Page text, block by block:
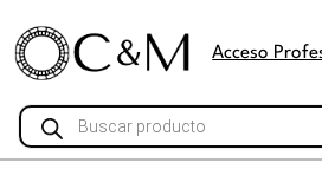
contenido
Acceso
Búsqueda
de
productos